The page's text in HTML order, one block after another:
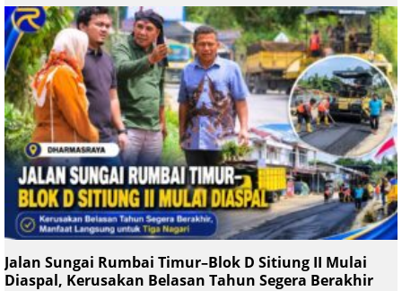
Jalan Sungai Rumbai Timur–Blok D Sitiung II Mulai
Diaspal, Kerusakan Belasan Tahun Segera Berakhir